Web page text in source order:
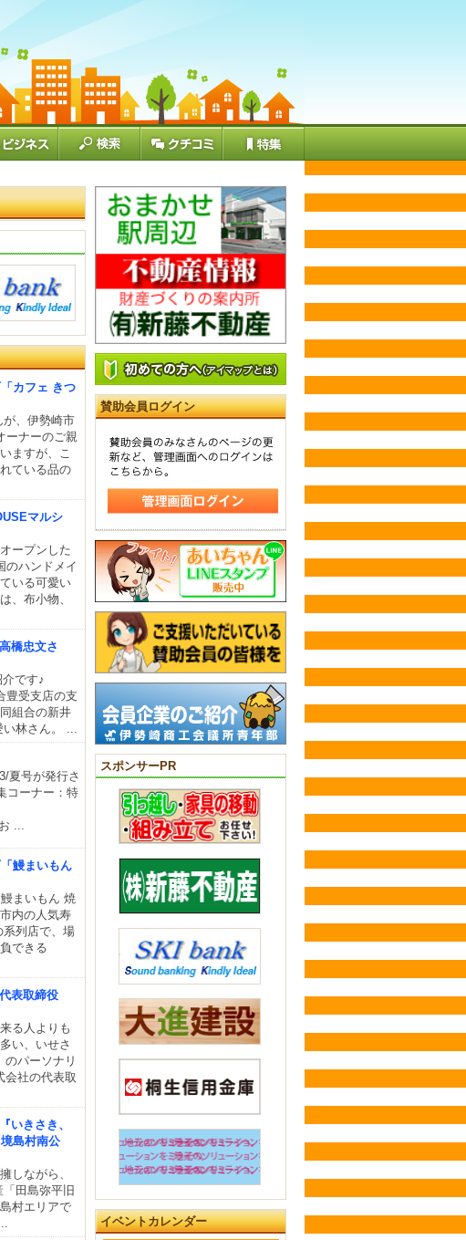
カフェ きつ
、伊勢崎市
ーナーのご親
ますが、こ
ている品の
マルシ
ープンした
のハンドメイ
いる可愛い
、布小物、
橋忠文さ
です♪
豊受支店の支
組合の新井
林さん。 ...
夏号が発行さ
コーナー：特
鰻まいもん
まいもん 焼
内の人気寿
列店で、場
できる
表取締役
る人よりも
い、いせさ
のパーソナリ
会社の代表取
きさき、
島村南公
しながら、
田島弥平旧
村エリアで
賛助会員ログイン
スポンサーPR
イベントカレンダー